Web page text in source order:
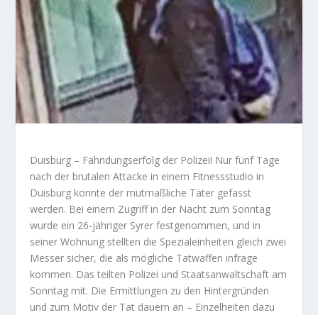
Duisburg – Fahndungserfolg der Polizei! Nur fünf Tage
nach der brutalen Attacke in einem Fitnessstudio in
Duisburg konnte der mutmaßliche Täter gefasst
werden. Bei einem Zugriff in der Nacht zum Sonntag
wurde ein 26-jähriger Syrer festgenommen, und in
seiner Wohnung stellten die Spezialeinheiten gleich zwei
Messer sicher, die als mögliche Tatwaffen infrage
kommen. Das teilten Polizei und Staatsanwaltschaft am
Sonntag mit. Die Ermittlungen zu den Hintergründen
und zum Motiv der Tat dauern an – Einzelheiten dazu